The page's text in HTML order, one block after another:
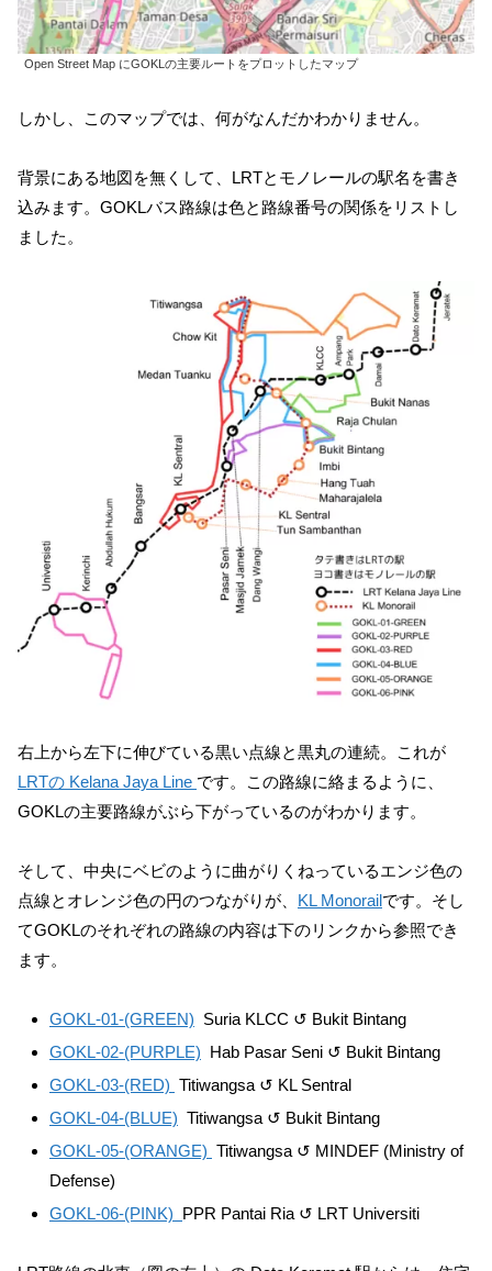
Open Street Map にGOKLの主要ルートをプロットしたマップ
しかし、このマップでは、何がなんだかわかりません。
背景にある地図を無くして、LRTとモノレールの駅名を書き
込みます。GOKLバス路線は色と路線番号の関係をリストし
ました。
右上から左下に伸びている黒い点線と黒丸の連続。これが
LRTの Kelana Jaya Line です。この路線に絡まるように、
GOKLの主要路線がぶら下がっているのがわかります。
そして、中央にベビのように曲がりくねっているエンジ色の
点線とオレンジ色の円のつながりが、 KL Monorailです。そし
てGOKLのそれぞれの路線の内容は下のリンクから参照でき
ます。
GOKL-01-(GREEN) Suria KLCC ↺ Bukit Bintang
GOKL-02-(PURPLE) Hab Pasar Seni ↺ Bukit Bintang
GOKL-03-(RED) Titiwangsa ↺ KL Sentral
GOKL-04-(BLUE) Titiwangsa ↺ Bukit Bintang
GOKL-05-(ORANGE) Titiwangsa ↺ MINDEF (Ministry of
Defense)
GOKL-06-(PINK) PPR Pantai Ria ↺ LRT Universiti